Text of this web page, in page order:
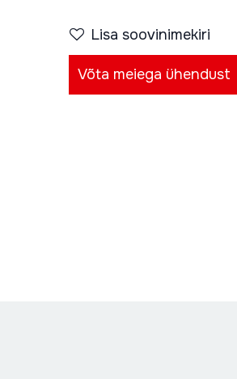
Lisa soovinimekiri
Võta meiega ühendust